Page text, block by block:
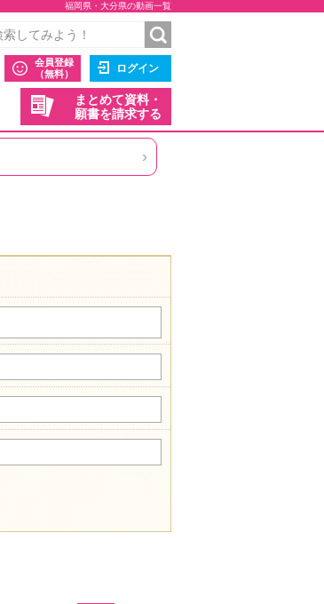
福岡県・大分県の動画一覧
会員登録
（無料）
ログイン
まとめて資料・
願書を請求する
›